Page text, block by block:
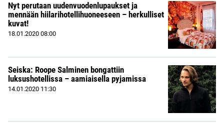
Nyt perutaan uudenvuodenlupaukset ja
mennään hiilarihotellihuoneeseen – herkulliset
kuvat!
18.01.2020 08:00
Seiska: Roope Salminen bongattiin
luksushotellissa – aamiaisella pyjamissa
14.01.2020 11:30